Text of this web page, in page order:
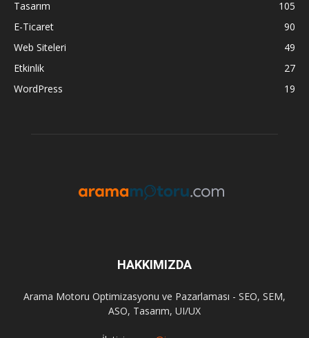
Tasarım
105
E-Ticaret
90
Web Siteleri
49
Etkinlik
27
WordPress
19
HAKKIMIZDA
Arama Motoru Optimizasyonu ve Pazarlaması - SEO, SEM,
ASO, Tasarım, UI/UX